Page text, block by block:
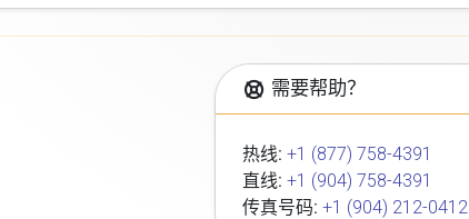
需要帮助？
热线: +1 (877) 758-4391
直线: +1 (904) 758-4391
传真号码: +1 (904) 212-0412